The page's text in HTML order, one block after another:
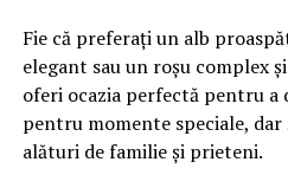
Fie că preferați un alb
elegant sau un roșu complex
oferi ocazia perfectă pentru a
pentru momente speciale,
alături de familie și prieteni.